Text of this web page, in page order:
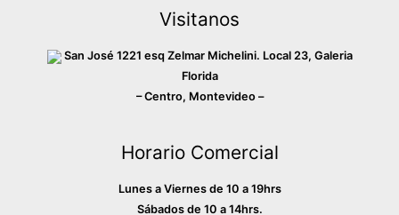
k
a
Visitanos
San José 1221 esq Zelmar Michelini. Local 23, Galeria
Florida
– Centro, Montevideo –
Horario Comercial
Lunes a Viernes de 10 a 19hrs
Sábados de 10 a 14hrs.